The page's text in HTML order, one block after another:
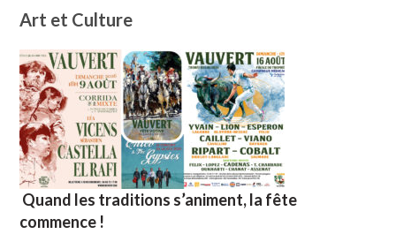
Art et Culture
Quand les traditions s’animent, la fête
commence !